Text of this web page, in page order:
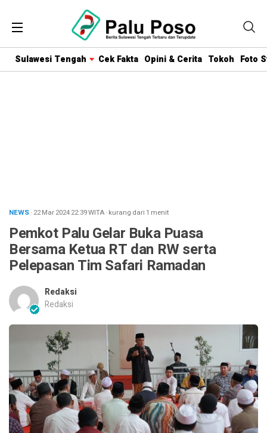
Sulawesi Tengah Cek Fakta Opini & Cerita Tokoh Foto
NEWS· 22 Mar 202422:39WITA· kurang dari 1 menit
Pemkot Palu Gelar Buka Puasa
Bersama Ketua RT dan RW serta
Pelepasan Tim Safari Ramadan
Redaksi
Redaksi